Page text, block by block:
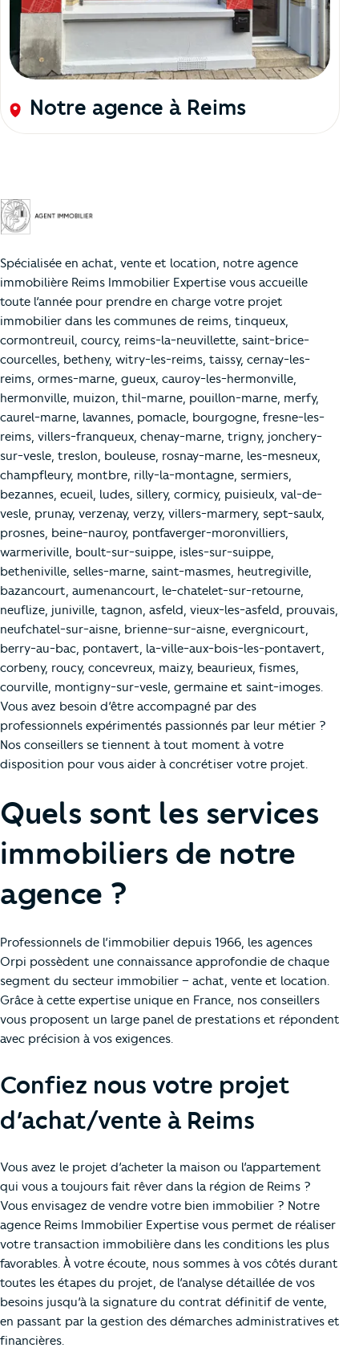
Notre agence à Reims
Spécialisée en achat, vente et location, notre agence
immobilière Reims Immobilier Expertise vous accueille
toute l’année pour prendre en charge votre projet
immobilier dans les communes de reims, tinqueux,
cormontreuil, courcy, reims-la-neuvillette, saint-brice-
courcelles, betheny, witry-les-reims, taissy, cernay-les-
reims, ormes-marne, gueux, cauroy-les-hermonville,
hermonville, muizon, thil-marne, pouillon-marne, merfy,
caurel-marne, lavannes, pomacle, bourgogne, fresne-les-
reims, villers-franqueux, chenay-marne, trigny, jonchery-
sur-vesle, treslon, bouleuse, rosnay-marne, les-mesneux,
champfleury, montbre, rilly-la-montagne, sermiers,
bezannes, ecueil, ludes, sillery, cormicy, puisieulx, val-de-
vesle, prunay, verzenay, verzy, villers-marmery, sept-saulx,
prosnes, beine-nauroy, pontfaverger-moronvilliers,
warmeriville, boult-sur-suippe, isles-sur-suippe,
betheniville, selles-marne, saint-masmes, heutregiville,
bazancourt, aumenancourt, le-chatelet-sur-retourne,
neuflize, juniville, tagnon, asfeld, vieux-les-asfeld, prouvais,
neufchatel-sur-aisne, brienne-sur-aisne, evergnicourt,
berry-au-bac, pontavert, la-ville-aux-bois-les-pontavert,
corbeny, roucy, concevreux, maizy, beaurieux, fismes,
courville, montigny-sur-vesle, germaine et saint-imoges.
Vous avez besoin d’être accompagné par des
professionnels expérimentés passionnés par leur métier ?
Nos conseillers se tiennent à tout moment à votre
disposition pour vous aider à concrétiser votre projet.
Quels sont les services
immobiliers de notre
agence ?
Professionnels de l’immobilier depuis 1966, les agences
Orpi possèdent une connaissance approfondie de chaque
segment du secteur immobilier – achat, vente et location.
Grâce à cette expertise unique en France, nos conseillers
vous proposent un large panel de prestations et répondent
avec précision à vos exigences.
Confiez nous votre projet
d’achat/vente à Reims
Vous avez le projet d’acheter la maison ou l’appartement
qui vous a toujours fait rêver dans la région de Reims ?
Vous envisagez de vendre votre bien immobilier ? Notre
agence Reims Immobilier Expertise vous permet de réaliser
votre transaction immobilière dans les conditions les plus
favorables. À votre écoute, nous sommes à vos côtés durant
toutes les étapes du projet, de l’analyse détaillée de vos
besoins jusqu’à la signature du contrat définitif de vente,
en passant par la gestion des démarches administratives et
financières.